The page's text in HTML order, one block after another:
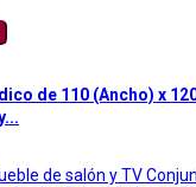
de 110 (Ancho) x